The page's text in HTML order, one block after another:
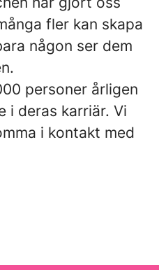
fler kan skapa
någon ser dem
personer årligen
i deras karriär. Vi
i kontakt med